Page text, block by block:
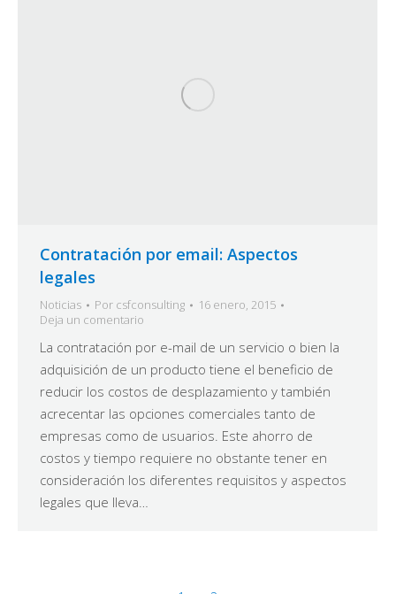
Contratación por email: Aspectos
legales
Noticias Por csfconsulting
16 enero, 2015
Deja un comentario
La contratación por e-mail de un servicio o bien la
adquisición de un producto tiene el beneficio de
reducir los costos de desplazamiento y también
acrecentar las opciones comerciales tanto de
empresas como de usuarios. Este ahorro de
costos y tiempo requiere no obstante tener en
consideración los diferentes requisitos y aspectos
legales que lleva…